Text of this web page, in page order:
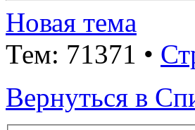
Новая тема
Тем: 71371 •
Вернуться в